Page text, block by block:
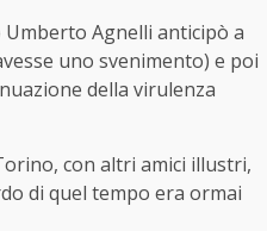
Agnelli anticipò a
uno svenimento) e poi
della virulenza
con altri amici illustri,
di quel tempo era ormai